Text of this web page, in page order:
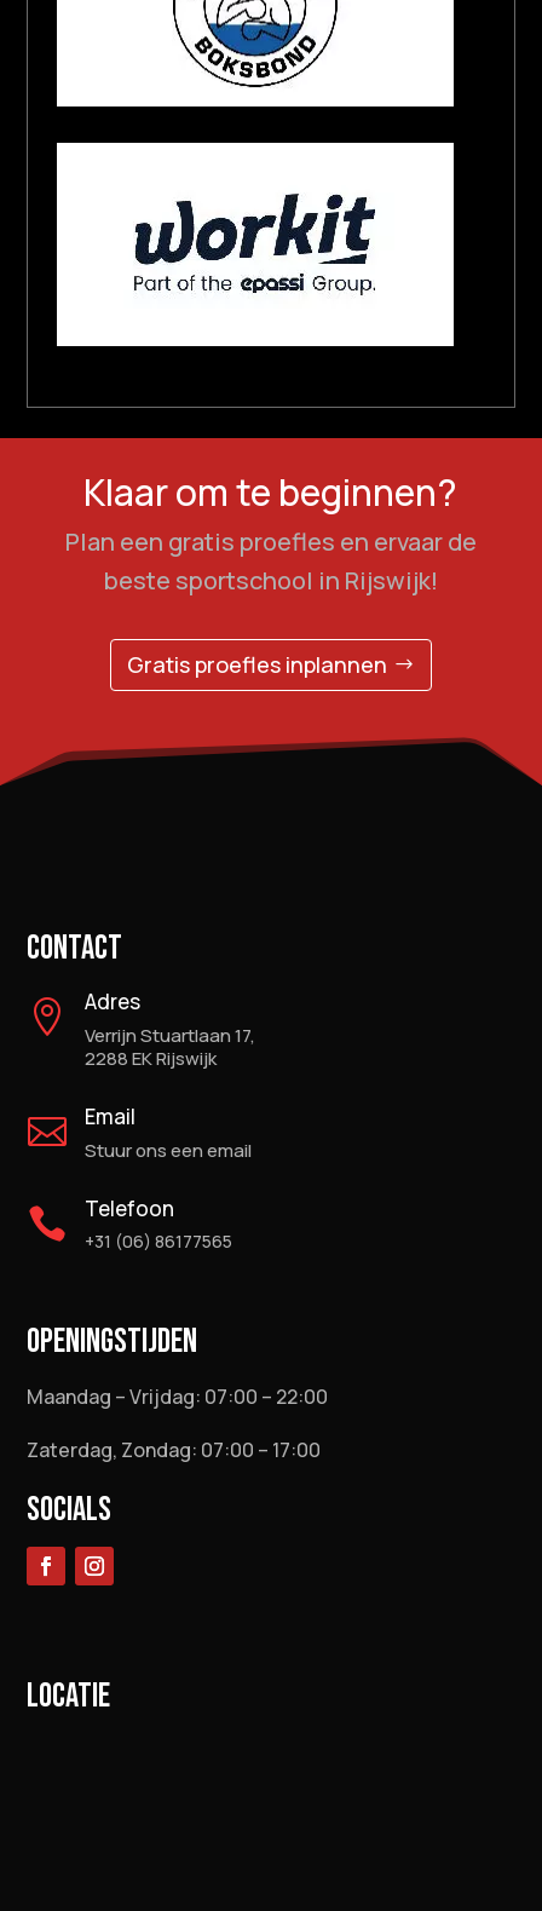
Klaar om te beginnen?
Plan een gratis proefles en ervaar de
beste sportschool in Rijswijk!
Gratis proefles inplannen
CONTACT
 Adres
Verrijn Stuartlaan 17,
2288 EK Rijswijk
 Email
Stuur ons een email
 Telefoon
+31 (06) 86177565
OPENINGSTIJDEN
Maandag – Vrijdag: 07:00 – 22:00
Zaterdag, Zondag: 07:00 – 17:00
SOCIALS
LOCATIE